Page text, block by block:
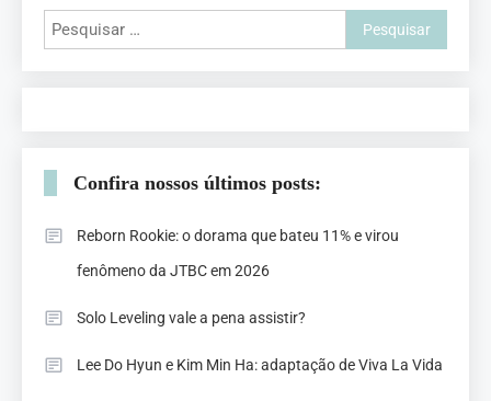
Confira nossos últimos posts:
Reborn Rookie: o dorama que bateu 11% e virou
fenômeno da JTBC em 2026
Solo Leveling vale a pena assistir?
Lee Do Hyun e Kim Min Ha: adaptação de Viva La Vida